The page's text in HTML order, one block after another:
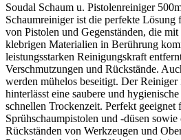
Soudal Schaum u. Pistolenreiniger
Schaumreiniger ist die perfekte
von Pistolen und Gegenständen, die
klebrigen Materialien in Berührung
leistungsstarken Reinigungskraft
Verschmutzungen und Rückstände.
werden mühelos beseitigt. Der
hinterlässt eine saubere und
schnellen Trockenzeit. Perfekt
Sprühschaumpistolen und -düsen
Rückständen von Werkzeugen und